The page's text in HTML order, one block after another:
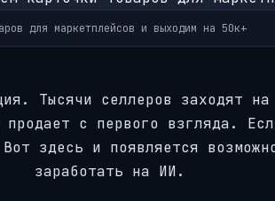
для маркетплейсов и выходим на 50к+
Тысячи селлеров заходят
с первого взгляда.
здесь и появляется
заработать на ИИ.